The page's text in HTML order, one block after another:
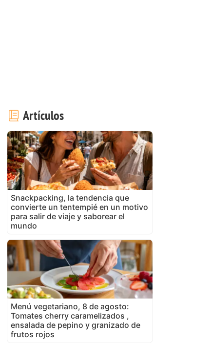
Artículos
Snackpacking, la tendencia que
convierte un tentempié en un motivo
para salir de viaje y saborear el
mundo
Menú vegetariano, 8 de agosto:
Tomates cherry caramelizados ,
ensalada de pepino y granizado de
frutos rojos